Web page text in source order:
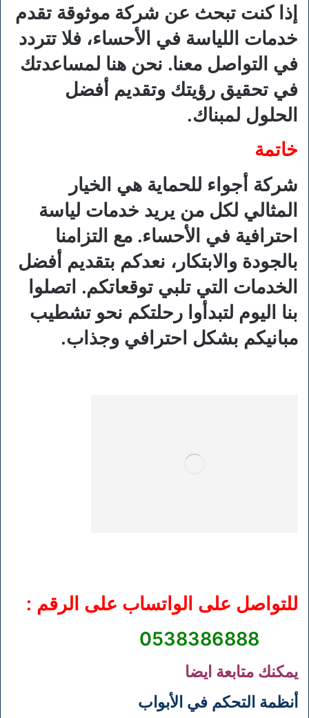
إذا كنت تبحث عن شركة موثوقة تقدم
خدمات اللياسة في الأحساء، فلا تتردد
في التواصل معنا. نحن هنا لمساعدتك
في تحقيق رؤيتك وتقديم أفضل
الحلول لمبناك.
خاتمة
شركة أجواء للحماية هي الخيار
المثالي لكل من يريد خدمات لياسة
احترافية في الأحساء. مع التزامنا
بالجودة والابتكار، نعدكم بتقديم أفضل
الخدمات التي تلبي توقعاتكم. اتصلوا
بنا اليوم لتبدأوا رحلتكم نحو تشطيب
مبانيكم بشكل احترافي وجذاب.
للتواصل على الواتساب على الرقم :
يمكنك متابعة ايضا
أنظمة التحكم في الأبواب